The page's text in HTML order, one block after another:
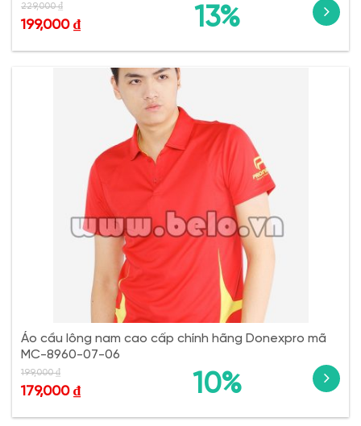
13%
229,000₫
199,000 ₫
Áo cầu lông nam cao cấp chính hãng Donexpro mã
MC-8960-07-06
10%
199,000₫
179,000 ₫